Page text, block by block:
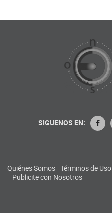
SIGUENOS EN:
Quiénes Somos Términos de Uso
Publicite con Nosotros